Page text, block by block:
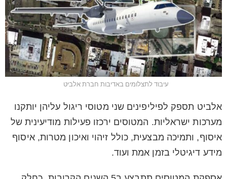
עיבוד לתצלומים באדיבות חברת אלביט
אלביט תספק לפיליפינים שני מטוסי ריגול עליהן יותקנו
מערכות ישראליות. המטוסים ירכזו פעילות מודיעינית של
איסוף, ותמיכה מבצעית, כולל זיהוי ואיכון מטרות, איסוף
מידע דיגיטלי בזמן אמת ועוד.